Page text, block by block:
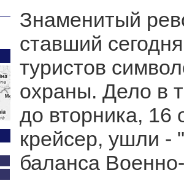
Знаменитый
ставший
туристов
охраны. Дело в
до вторника, 16
крейсер, ушли -
баланса